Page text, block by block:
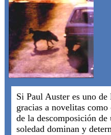
Si Paul Auster es uno
gracias a novelitas
de la descomposición
soledad dominan y